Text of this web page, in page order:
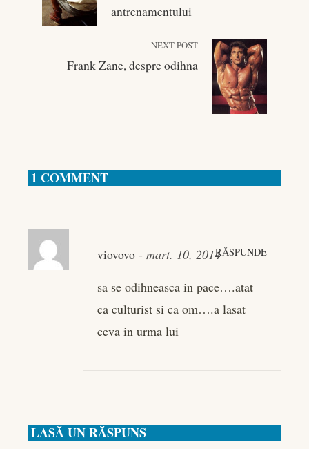
antrenamentului
NEXT POST
Frank Zane, despre odihna
1 COMMENT
viovovo - mart. 10, 2014RĂSPUNDE
sa se odihneasca in pace….atat
ca culturist si ca om….a lasat
ceva in urma lui
LASĂ UN RĂSPUNS